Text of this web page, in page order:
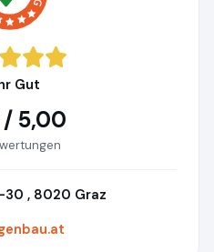
Gut
/ 5,00
, 8020 Graz